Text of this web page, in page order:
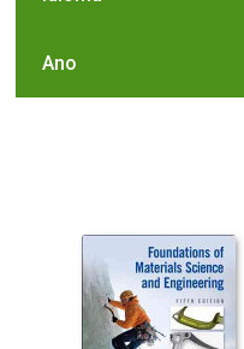
Ano